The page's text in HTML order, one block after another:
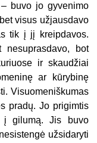
buvo jo gyvenimo
visus užjausdavo
tik į jį kreipdavos.
bot
ir skaudžiai
ar kūrybinę
Visuomeniškumas
pradų. Jo prigimtis
į gilumą. Jis buvo
užsidaryti